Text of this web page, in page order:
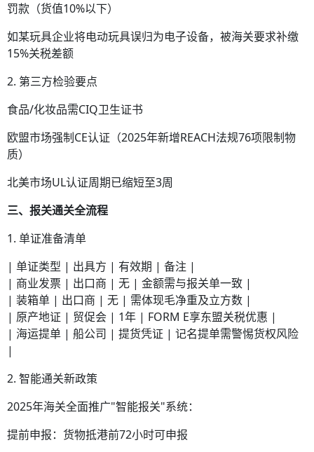
罚款（货值10%以下）
如某玩具企业将电动玩具误归为电子设备，被海关要求补缴
15%关税差额
2. 第三方检验要点
食品/化妆品需CIQ卫生证书
欧盟市场强制CE认证（2025年新增REACH法规76项限制物
质）
北美市场UL认证周期已缩短至3周
三、报关通关全流程
1. 单证准备清单
| 单证类型 | 出具方 | 有效期 | 备注 |
| 商业发票 | 出口商 | 无 | 金额需与报关单一致 |
| 装箱单 | 出口商 | 无 | 需体现毛净重及立方数 |
| 原产地证 | 贸促会 | 1年 | FORM E享东盟关税优惠 |
| 海运提单 | 船公司 | 提货凭证 | 记名提单需警惕货权风险
|
2. 智能通关新政策
2025年海关全面推广"智能报关"系统：
提前申报：货物抵港前72小时可申报